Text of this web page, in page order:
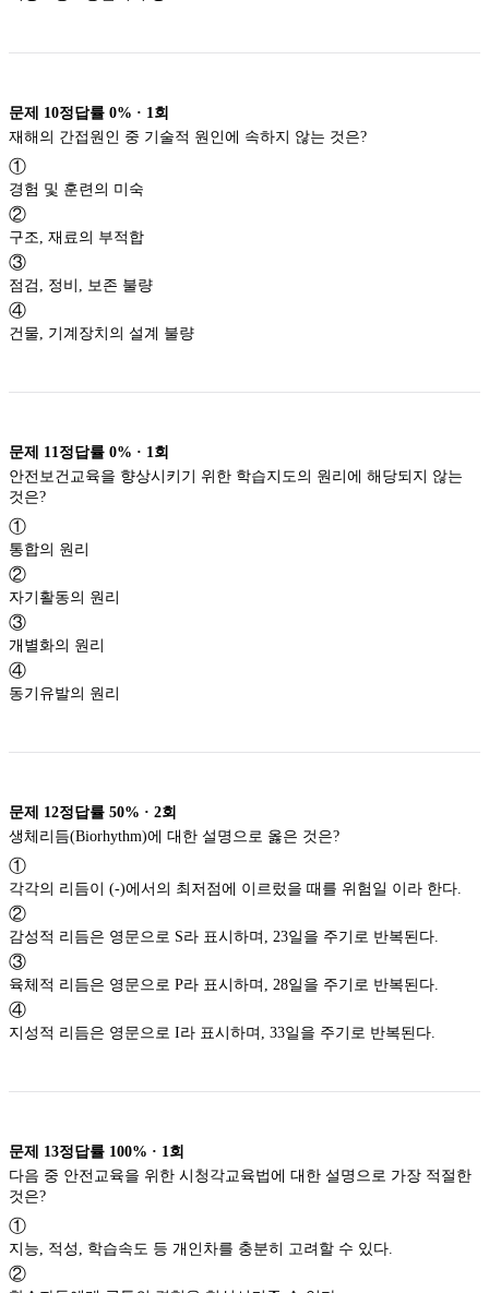
문제 10정답률 0% · 1 회
재해의 간접원인 중 기술적 원인에 속하지 않는 것은?
①
경험 및 훈련의 미숙
②
구조, 재료의 부적합
③
점검, 정비, 보존 불량
④
건물, 기계장치의 설계 불량
문제 11 정답률 0% · 1 회
안전보건교육을 향상시키기 위한 학습지도의 원리에 해당되지 않는
것은?
①
통합의 원리
②
자기활동의 원리
③
개별화의 원리
④
동기유발의 원리
문제 12정답률 50% · 2회
생체리듬(Biorhythm)에 대한 설명으로 옳은 것은?
①
각각의 리듬이 (-)에서의 최저점에 이르렀을 때를 위험일 이라 한다.
②
감성적 리듬은 영문으로 S라 표시하며, 23일을 주기로 반복된다.
③
육체적 리듬은 영문으로 P라 표시하며, 28일을 주기로 반복된다.
④
지성적 리듬은 영문으로 I라 표시하며, 33일을 주기로 반복된다.
문제 13정답률 100% · 1 회
다음 중 안전교육을 위한 시청각교육법에 대한 설명으로 가장 적절한
것은?
①
지능, 적성, 학습속도 등 개인차를 충분히 고려할 수 있다.
②